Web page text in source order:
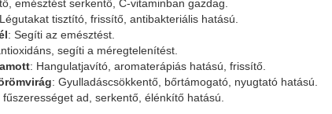
emésztést serkentő, C-vitaminban gazdag.
tisztító, frissítő, antibakteriális hatású.
: Segíti az emésztést.
segíti a méregtelenítést.
: Hangulatjavító, aromaterápiás hatású, frissítő.
: Gyulladáscsökkentő, bőrtámogató, nyugtató hatású.
fűszerességet ad, serkentő, élénkítő hatású.